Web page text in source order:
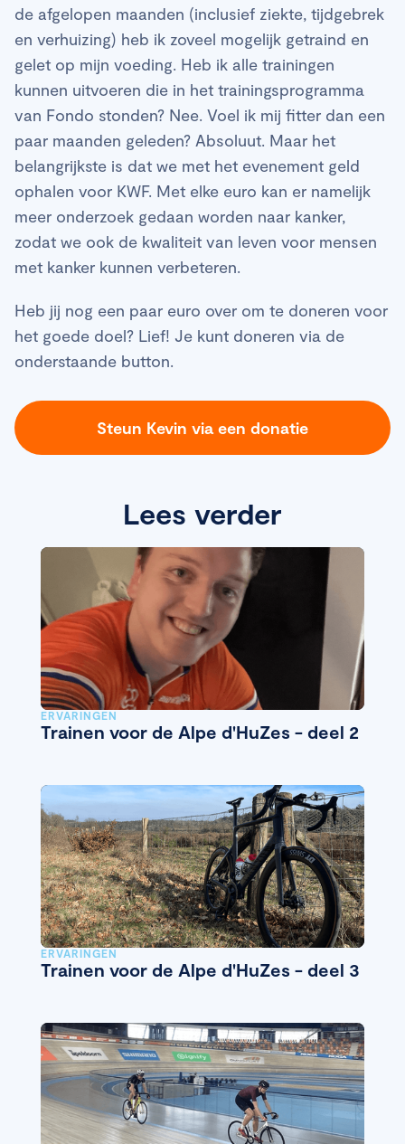
de afgelopen maanden (inclusief ziekte, tijdgebrek
en verhuizing) heb ik zoveel mogelijk getraind en
gelet op mijn voeding. Heb ik alle trainingen
kunnen uitvoeren die in het trainingsprogramma
van Fondo stonden? Nee. Voel ik mij fitter dan een
paar maanden geleden? Absoluut. Maar het
belangrijkste is dat we met het evenement geld
ophalen voor KWF. Met elke euro kan er namelijk
meer onderzoek gedaan worden naar kanker,
zodat we ook de kwaliteit van leven voor mensen
met kanker kunnen verbeteren.
Heb jij nog een paar euro over om te doneren voor
het goede doel? Lief! Je kunt doneren via de
onderstaande button.
Steun Kevin via een donatie
Lees verder
ERVARINGEN
Trainen voor de Alpe d'HuZes - deel 2
ERVARINGEN
Trainen voor de Alpe d'HuZes - deel 3